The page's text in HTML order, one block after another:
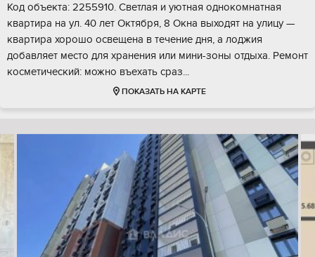
Код объекта: 2255910. Светлая и уютная однокомнатная
квартира на ул. 40 лет Октября, 8 Окна выходят на улицу —
квартира хорошо освещена в течение дня, а лоджия
добавляет место для хранения или мини-зоны отдыха. Ремонт
косметический: можно въехать сраз...
ПОКАЗАТЬ НА КАРТЕ